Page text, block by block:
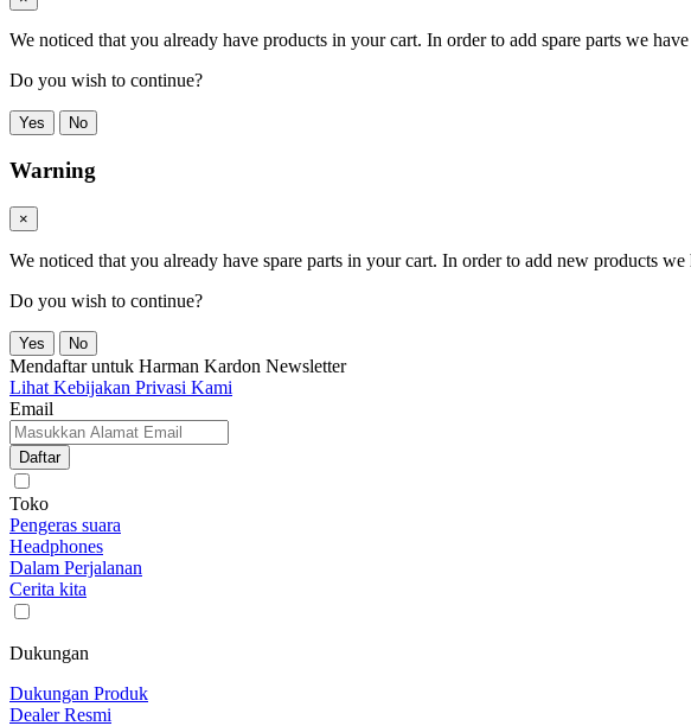
We noticed that you already have products in your cart. In order to add spare parts we
Do you wish to continue?
Yes No
Warning
×
We noticed that you already have spare parts in your cart. In order to add new products
Do you wish to continue?
Yes No
Mendaftar untuk Harman Kardon Newsletter
Lihat Kebijakan Privasi Kami
Email
Daftar
Toko
Pengeras suara
Headphones
Dalam Perjalanan
Cerita kita
Dukungan
Dukungan Produk
Dealer Resmi